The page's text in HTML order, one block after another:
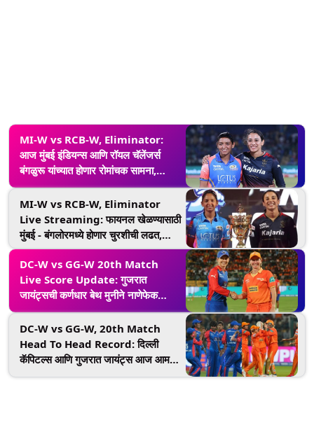
MI-W vs RCB-W, Eliminator:
आज मुंबई इंडियन्स आणि रॉयल चॅलेंजर्स
बंगळुरू यांच्यात होणार रोमांचक सामना,
सर्वांच्या नजरा असणार 'या' दिग्गज खेळाडूंवर
MI-W vs RCB-W, Eliminator
Live Streaming: फायनल खेळण्यासाठी
मुंबई - बंगलोरमध्ये होणार चुरशीची लढत,
जाणून घ्या केव्हा अन् कुठे पाहणार सामना
DC-W vs GG-W 20th Match
Live Score Update: गुजरात
जायंट्सची कर्णधार बेथ मुनीने नाणेफेक
जिंकली, प्रथम फलंदाजी करण्याचा घेतला
निर्णय
DC-W vs GG-W, 20th Match
Head To Head Record: दिल्ली
कॅपिटल्स आणि गुजरात जायंट्स आज आमने-